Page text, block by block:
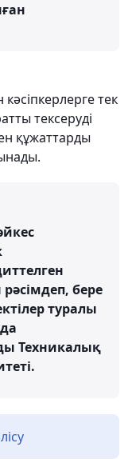
тек
тексеруді
құжаттарды
рәсімдеп, бере
туралы
Техникалық